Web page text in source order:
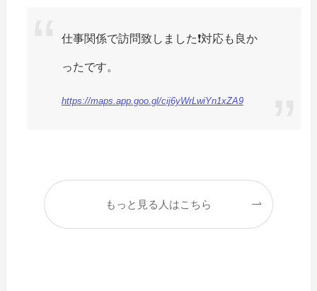
仕事関係で訪問致しました❗対応も良か
ったです。
https://maps.app.goo.gl/cij6yWrLwiYn1xZA9
もっと見る人はこちら